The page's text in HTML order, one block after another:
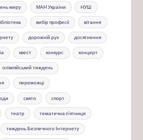
миру МАН України НУШ
вибір професії вітання
дорожній рух досягнення
квест конкурс концерт
олімпійський тиждень
переможці
свято спорт
театр тематична п'ятниця
тиждень Безпечного Інтернету